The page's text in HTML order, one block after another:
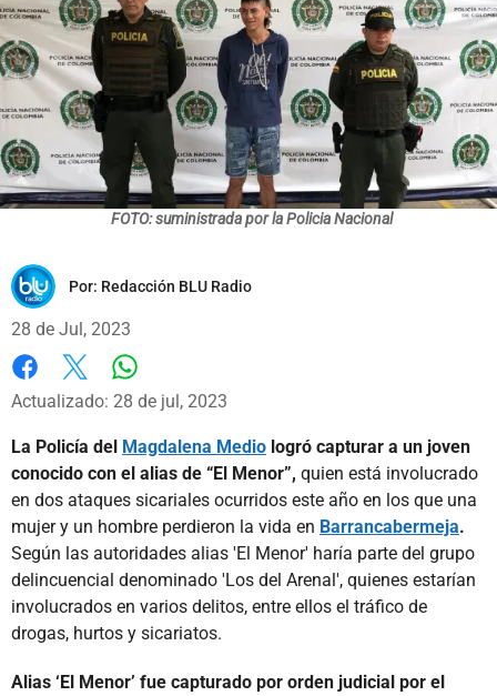
FOTO: suministrada por la Policia Nacional
Por: Redacción BLU Radio
28 de Jul, 2023
Facebook
X
Actualizado: 28 de jul, 2023
La Policía del Magdalena Medio logró capturar a un joven
conocido con el alias de “El Menor”, quien está involucrado
en dos ataques sicariales ocurridos este año en los que una
mujer y un hombre perdieron la vida en Barrancabermeja.
Según las autoridades alias 'El Menor' haría parte del grupo
delincuencial denominado 'Los del Arenal', quienes estarían
involucrados en varios delitos, entre ellos el tráfico de
drogas, hurtos y sicariatos.
Alias ‘El Menor’ fue capturado por orden judicial por el